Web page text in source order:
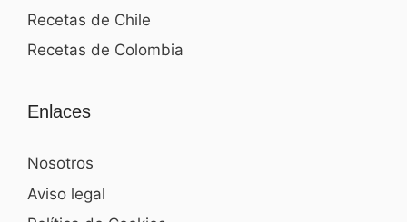
Recetas de Chile
Recetas de Colombia
Enlaces
Nosotros
Aviso legal